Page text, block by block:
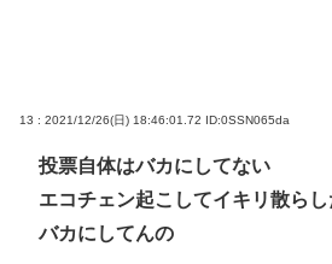
13 : 2021/12/26(日) 18:46:01.72 ID:0SSN065da
投票自体はバカにしてない
エコチェン起こしてイキリ散ら
バカにしてんの